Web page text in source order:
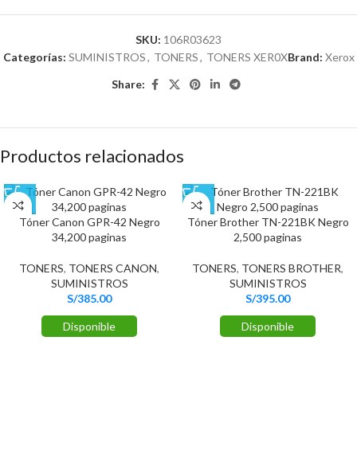
SKU: 106R03623
Categorías: SUMINISTROS, TONERS, TONERS XER0XBrand: Xerox
Share:
Productos relacionados
Tóner Canon GPR-42 Negro
34,200 paginas
TONERS, TONERS CANON,
SUMINISTROS
S/385.00
Disponible
Tóner Brother TN-221BK Negro
2,500 paginas
TONERS, TONERS BROTHER,
SUMINISTROS
S/395.00
Disponible